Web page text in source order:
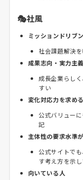
🎭社風
ミッションドリブン
社会課題解決
成果志向・実力主
成長企業らし
すい
変化対応力を求め
公式バリュー
記
主体性の要求水準
公式サイトで
す考え方を示
向いている人